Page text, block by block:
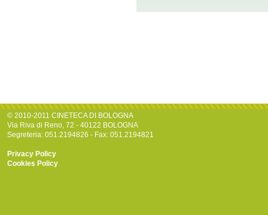
© 2010-2011 CINETECA DI BOLOGNA
Via Riva di Reno, 72 - 40122 BOLOGNA
Segreteria: 051.2194826 - Fax: 051.2194821
Privacy Policy
Cookies Policy